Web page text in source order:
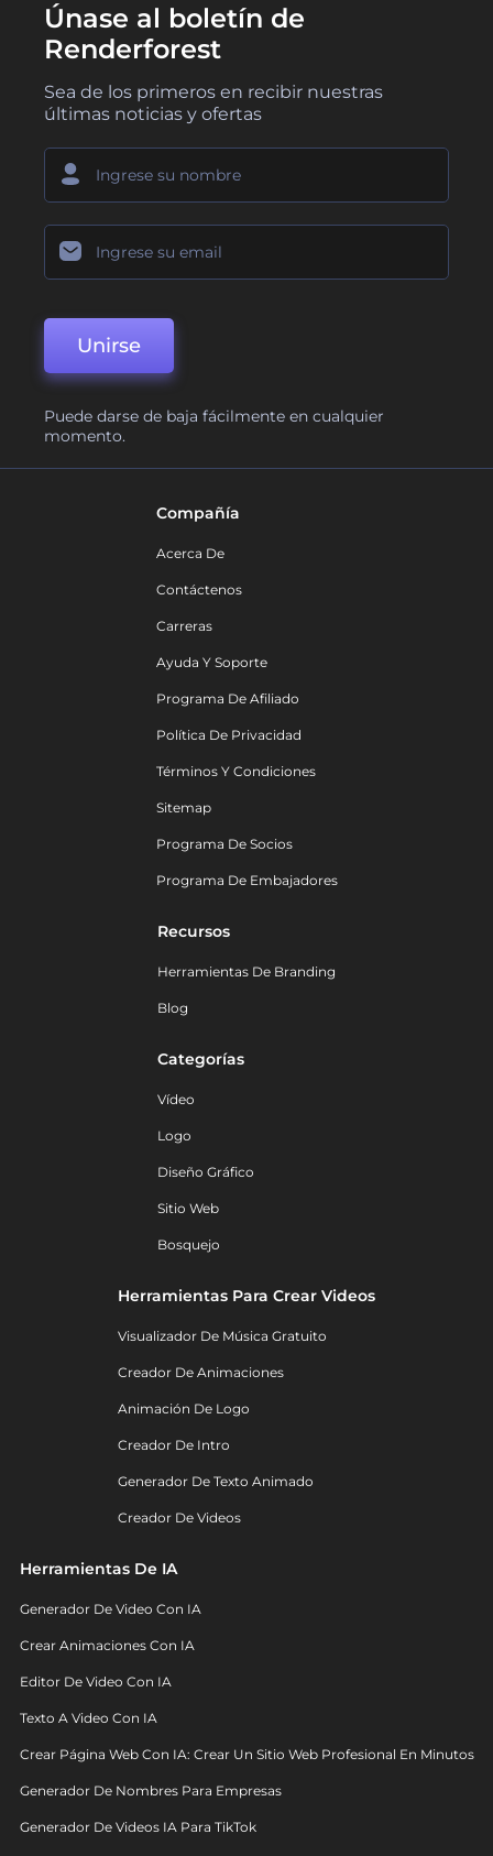
Únase al boletín de
Renderforest
Sea de los primeros en recibir nuestras
últimas noticias y ofertas
Unirse
Puede darse de baja fácilmente en cualquier
momento.
Compañía
Acerca De
Contáctenos
Carreras
Ayuda Y Soporte
Programa De Afiliado
Política De Privacidad
Términos Y Condiciones
Sitemap
Programa De Socios
Programa De Embajadores
Recursos
Herramientas De Branding
Blog
Categorías
Vídeo
Logo
Diseño Gráfico
Sitio Web
Bosquejo
Herramientas Para Crear Videos
Visualizador De Música Gratuito
Creador De Animaciones
Animación De Logo
Creador De Intro
Generador De Texto Animado
Creador De Videos
Herramientas De IA
Generador De Video Con IA
Crear Animaciones Con IA
Editor De Video Con IA
Texto A Video Con IA
Crear Página Web Con IA: Crear Un Sitio Web Profesional En Minutos
Generador De Nombres Para Empresas
Generador De Videos IA Para TikTok